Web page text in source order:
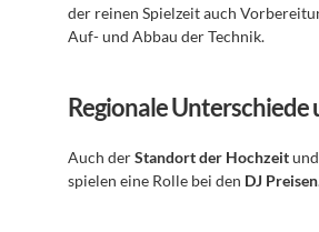
der reinen Spielzeit auch
Auf- und Abbau der Technik.
Regionale Unterschiede
Auch der Standort der Hochzeit
spielen eine Rolle bei den DJ Preisen